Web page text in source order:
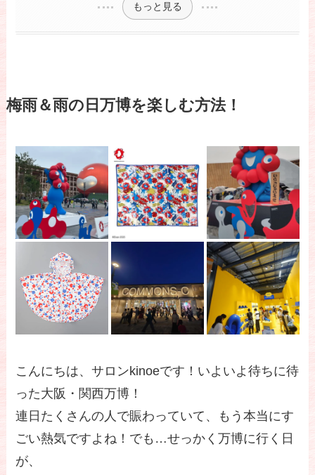
もっと見る
梅雨＆雨の日万博を楽しむ方法！
こんにちは、サロンkinoeです！いよいよ待ちに待
った大阪・関西万博！
連日たくさんの人で賑わっていて、もう本当にす
ごい熱気ですよね！でも…せっかく万博に行く日
が、